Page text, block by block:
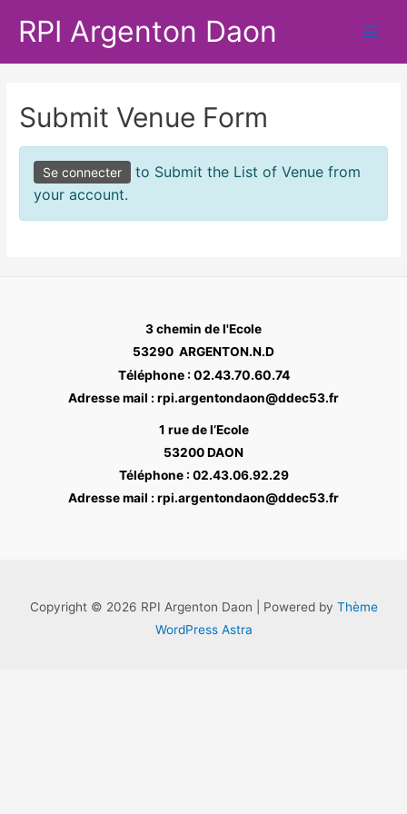
RPI Argenton Daon
Submit Venue Form
Se connecter
to Submit the List of Venue from
your account.
3 chemin de l'Ecole
53290 ARGENTON.N.D
Téléphone : 02.43.70.60.74
Adresse mail : rpi.argentondaon@ddec53.fr
1 rue de l’Ecole
53200 DAON
Téléphone : 02.43.06.92.29
Adresse mail : rpi.argentondaon@ddec53.fr
Copyright © 2026 RPI Argenton Daon | Powered by Thème
WordPress Astra